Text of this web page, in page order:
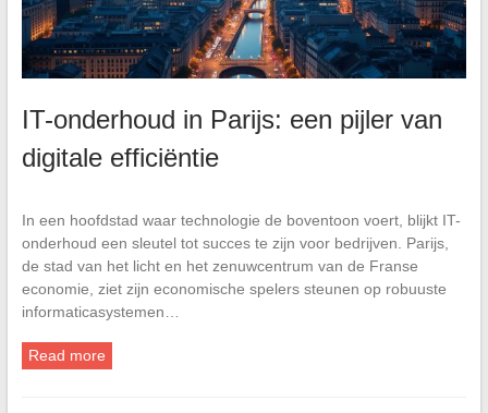
IT-onderhoud in Parijs: een pijler van
digitale efficiëntie
In een hoofdstad waar technologie de boventoon voert, blijkt IT-
onderhoud een sleutel tot succes te zijn voor bedrijven. Parijs,
de stad van het licht en het zenuwcentrum van de Franse
economie, ziet zijn economische spelers steunen op robuuste
informaticasystemen…
Read more